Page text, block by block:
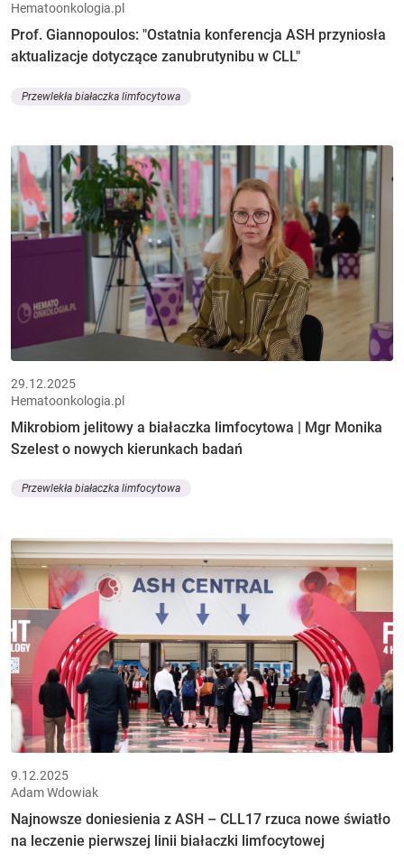
Hematoonkologia.pl
Prof. Giannopoulos: "Ostatnia konferencja ASH przyniosła
aktualizacje dotyczące zanubrutynibu w CLL"
Przewlekła białaczka limfocytowa
29.12.2025
Hematoonkologia.pl
Mikrobiom jelitowy a białaczka limfocytowa | Mgr Monika
Szelest o nowych kierunkach badań
Przewlekła białaczka limfocytowa
9.12.2025
Adam Wdowiak
Najnowsze doniesienia z ASH – CLL17 rzuca nowe światło
na leczenie pierwszej linii białaczki limfocytowej